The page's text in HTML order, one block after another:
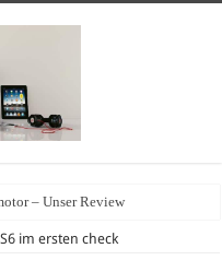
– Unser Review
im ersten check